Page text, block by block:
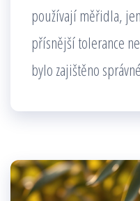
používají měřidla,
přísnější tolerance
bylo zajištěno